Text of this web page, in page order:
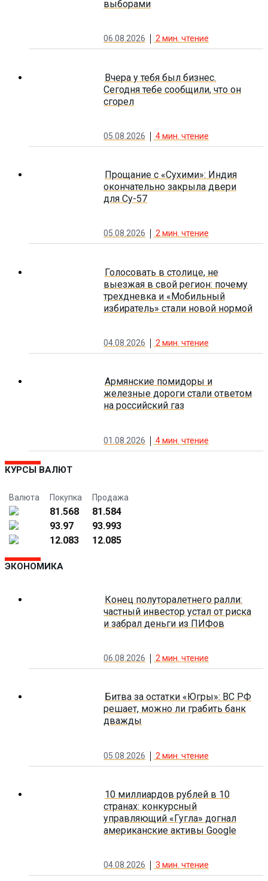
выборами
06.08.2026 2мин. чтение
Вчера у тебя был бизнес.
Сегодня тебе сообщили, что он
сгорел
05.08.2026 4мин. чтение
Прощание с «Сухими»: Индия
окончательно закрыла двери
для Су-57
05.08.2026 2мин. чтение
Голосовать в столице, не
выезжая в свой регион: почему
трехдневка и «Мобильный
избиратель» стали новой нормой
04.08.2026 2 мин. чтение
Армянские помидоры и
железные дороги стали ответом
на российский газ
01.08.2026 4мин. чтение
КУРСЫ ВАЛЮТ
Валюта Покупка Продажа
81.568
81.584
93.97
93.993
12.083
12.085
ЭКОНОМИКА
Конец полуторалетнего ралли:
частный инвестор устал от риска
и забрал деньги из ПИФов
06.08.2026 2 мин. чтение
Битва за остатки «Югры»: ВС РФ
решает, можно ли грабить банк
дважды
05.08.2026 2 мин. чтение
10 миллиардов рублей в 10
странах: конкурсный
управляющий «Гугла» догнал
американские активы Google
04.08.2026 3 мин. чтение